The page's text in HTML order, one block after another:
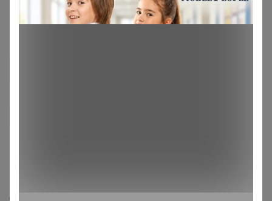
Члены клуба
День рождения 01 января